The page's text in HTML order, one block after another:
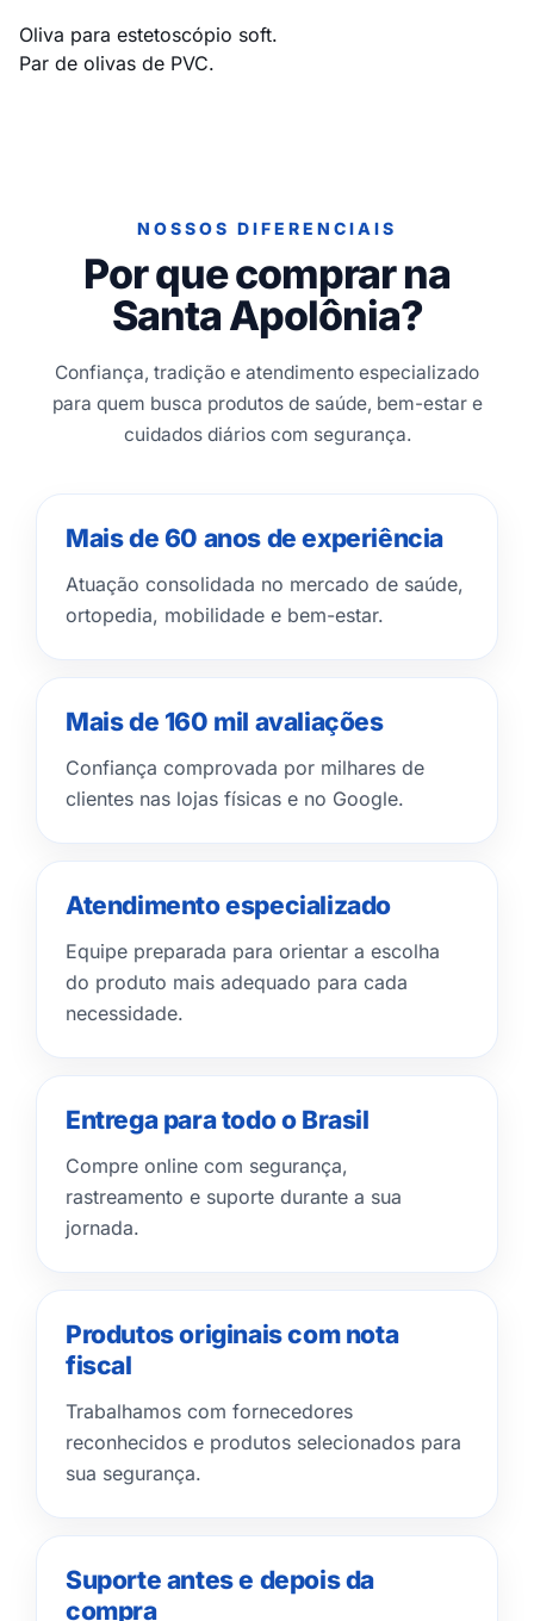
Oliva para estetoscópio soft.
Par de olivas de PVC.
NOSSOS DIFERENCIAIS
Por que comprar na
Santa Apolônia?
Confiança, tradição e atendimento especializado
para quem busca produtos de saúde, bem-estar e
cuidados diários com segurança.
Mais de 60 anos de experiência
Atuação consolidada no mercado de saúde,
ortopedia, mobilidade e bem-estar.
Mais de 160 mil avaliações
Confiança comprovada por milhares de
clientes nas lojas físicas e no Google.
Atendimento especializado
Equipe preparada para orientar a escolha
do produto mais adequado para cada
necessidade.
Entrega para todo o Brasil
Compre online com segurança,
rastreamento e suporte durante a sua
jornada.
Produtos originais com nota
fiscal
Trabalhamos com fornecedores
reconhecidos e produtos selecionados para
sua segurança.
Suporte antes e depois da
compra